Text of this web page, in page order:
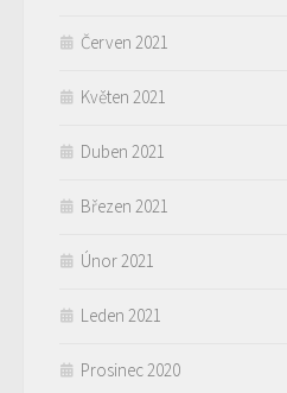
Červen 2021
Květen 2021
Duben 2021
Březen 2021
Únor 2021
Leden 2021
Prosinec 2020